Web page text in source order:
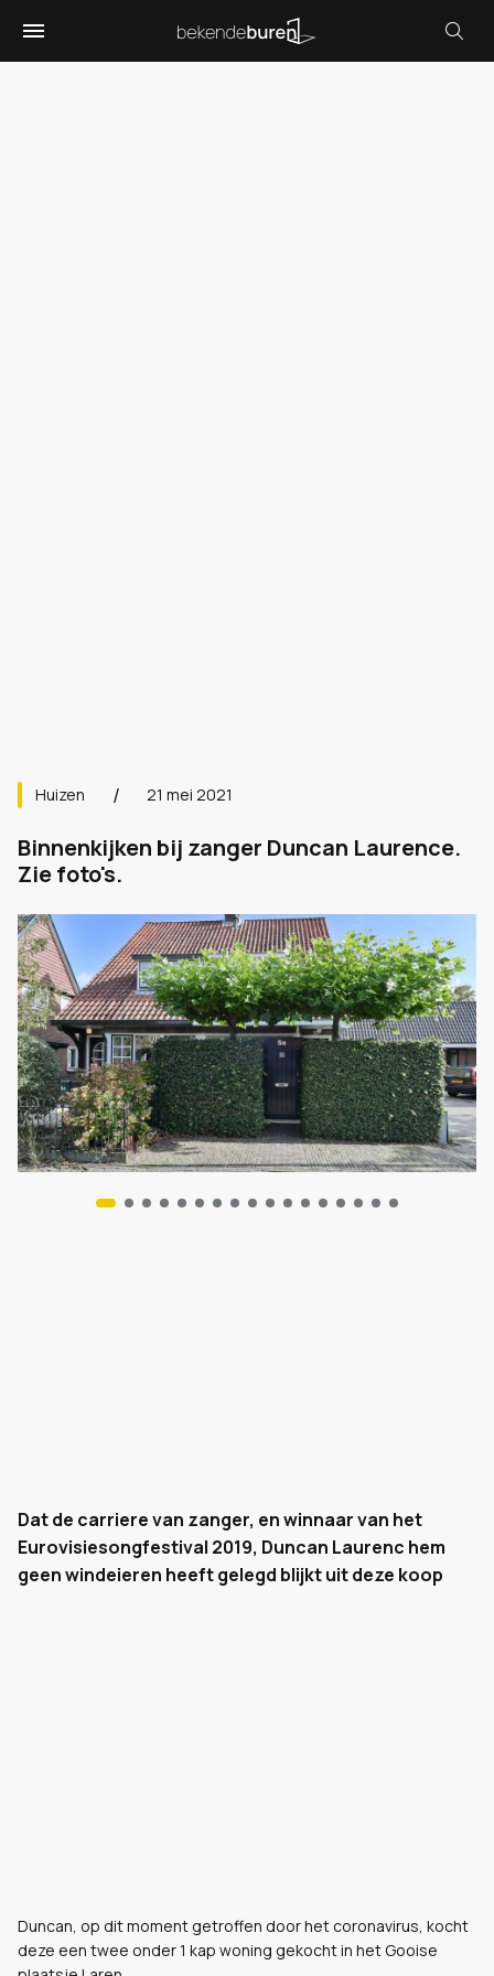
Huizen 21 mei 2021
Binnenkijken bij zanger Duncan Laurence.
Zie foto's.
Dat de carriere van zanger, en winnaar van het
Eurovisiesongfestival 2019, Duncan Laurenc hem
geen windeieren heeft gelegd blijkt uit deze koop
Duncan, op dit moment getroffen door het coronavirus, kocht
deze een twee onder 1 kap woning gekocht in het Gooise